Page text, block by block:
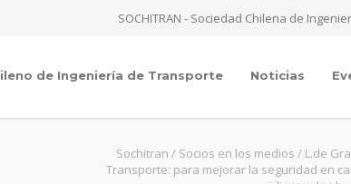
SOCHITRAN - Sociedad Chilena de
de Ingeniería de Transporte Noticias
Sochitran / Socios en los medios / L.de
Transporte: para mejorar la seguridad en